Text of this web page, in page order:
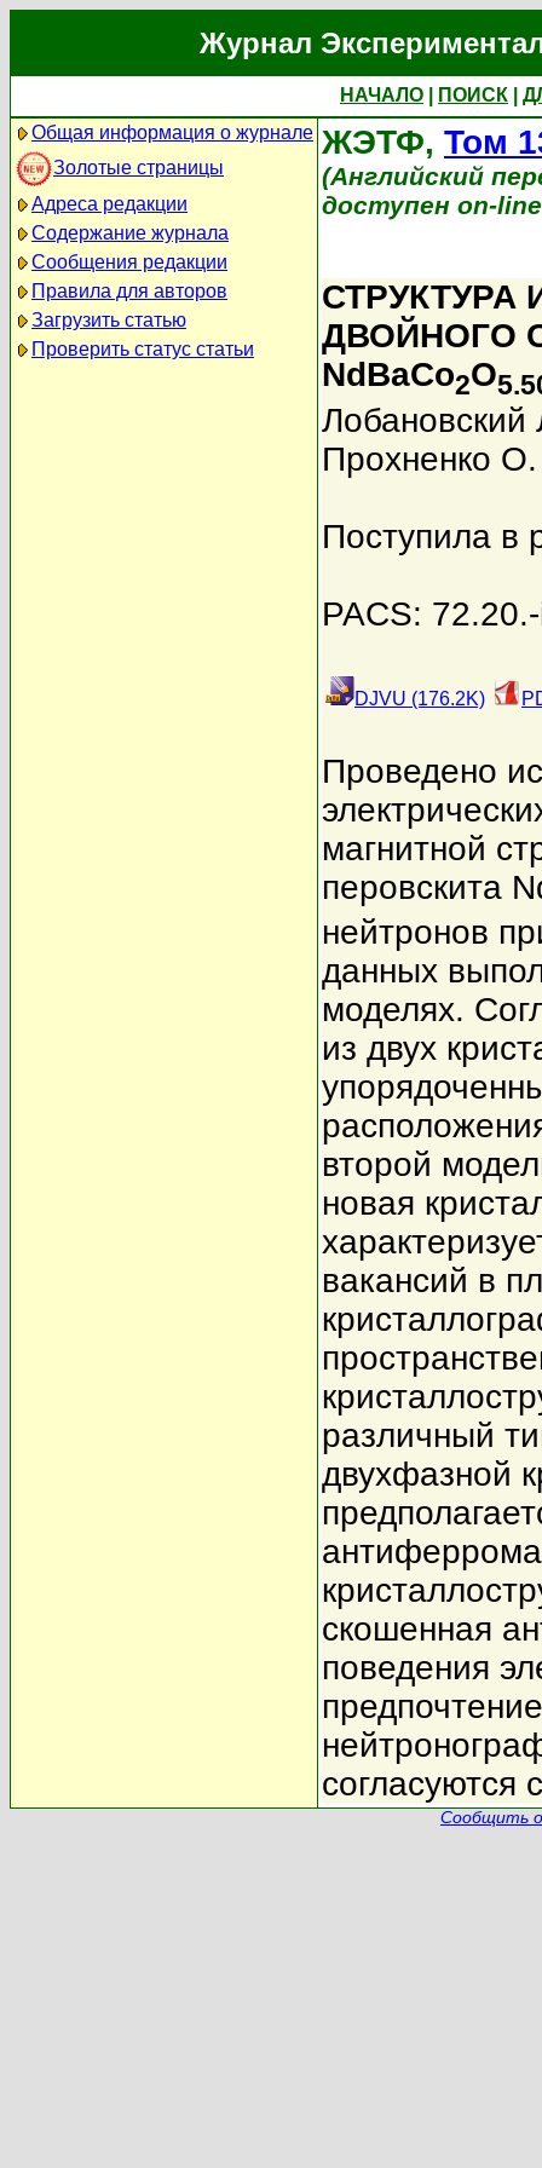
Журнал
НАЧАЛО ПОИСК
Общая информация о журнале
Золотые страницы
Адреса редакции
Содержание журнала
Сообщения редакции
Правила для авторов
Загрузить статью
Проверить статус статьи
ЖЭТФ, Том
(Английский
доступен on-
СТРУКТУРА
ДВОЙНОГО
NdBaCo2O
Лобановский
Прохненко О.
Поступила в
PACS:
DJVU (176.2K)
Проведено
магнитной
перовскита
нейтронов
данных
моделях.
из двух
второй
новая
вакансий в
различный
двухфазной
скошенная
поведения
согласуются
Сообщить о